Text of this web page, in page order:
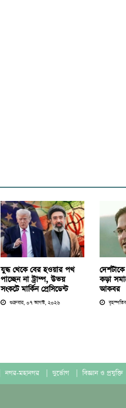
যুদ্ধ থেকে বের হওয়ার পথ
পাচ্ছেন না ট্রাম্প, উভয়
সংকটে মার্কিন প্রেসিডেন্ট
শুক্রবার, ০৭ আগস্ট, ২০২৬
কড়া
আকবর
নগর-মহানগর দুর্ভোগ বিজ্ঞান ও প্রযুক্তি